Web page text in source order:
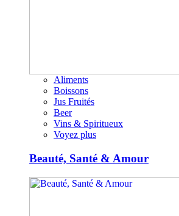
Aliments
Boissons
Jus Fruités
Beer
Vins & Spiritueux
Voyez plus
Beauté, Santé & Amour